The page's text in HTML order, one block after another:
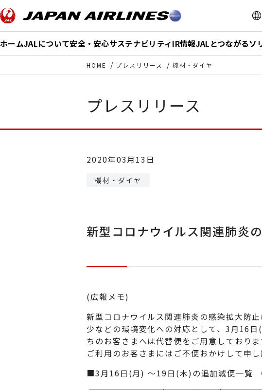
ホームJALについて安全・安心サステナビリティIR情報JALとつながるソ
HOME プレスリリース 機材・ダイヤ
プレスリリース
2020年03月13日
機材・ダイヤ
新型コロナウイルス関連肺炎
(広報メモ)
新型コロナウイルス関連肺炎の感染拡大防
少などの環境変化への対応として、3月16
ちのお客さまへは代替便をご用意しておりま
ご利用のお客さまにはご不便おかけして申
■3月16日(月) ～19日(木)の追加減便一覧